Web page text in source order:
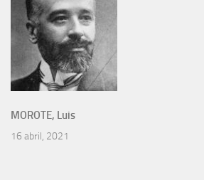
MOROTE, Luis
16 abril, 2021